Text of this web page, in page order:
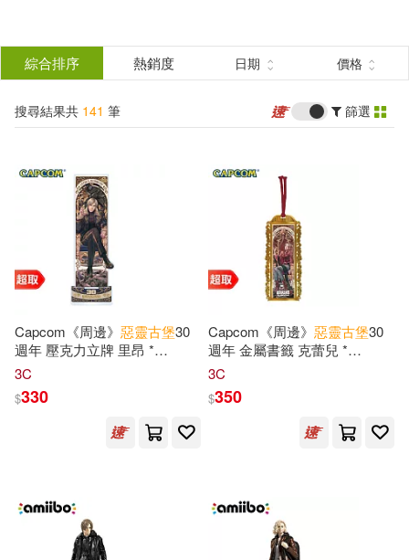
結
分類 (單選)
所有商品(141) 圖書(32)
影音(42)
3C(63)
作者 (可複選)
畢亦樂(17) 韋研(12)
韋研漫畫(5)
畢亦樂，韋研漫畫(2) 翔龍(2)
出版社 (可複選)
綜合排序 熱銷度 日期 價格
搜尋結果共 141 筆 篩選
Capcom《周邊》 惡靈古堡30
週年 壓克力立牌 里昂 *
CAPCOM 卡普空 * 台灣代理
3C
$330
Capcom《周邊》 惡靈古堡30
週年 金屬書籤 克蕾兒 *
CAPCOM 卡普空 * 台灣代理
3C
$350